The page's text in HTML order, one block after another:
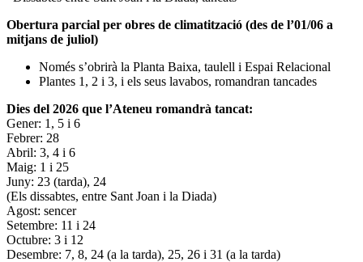
Obertura parcial per obres de climatització (des de l’01/06 a
mitjans de juliol)
Només s’obrirà la Planta Baixa, taulell i Espai Relacional
Plantes 1, 2 i 3, i els seus lavabos, romandran tancades
Dies del 2026 que l’Ateneu romandrà tancat:
Gener: 1, 5 i 6
Febrer: 28
Abril: 3, 4 i 6
Maig: 1 i 25
Juny: 23 (tarda), 24
(Els dissabtes, entre Sant Joan i la Diada)
Agost: sencer
Setembre: 11 i 24
Octubre: 3 i 12
Desembre: 7, 8, 24 (a la tarda), 25, 26 i 31 (a la tarda)